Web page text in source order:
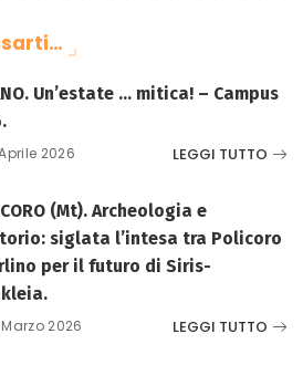
Un’estate … mitica! – Campus
2026 LEGGI TUTTO
(Mt). Archeologia e
siglata l’intesa tra Policoro
per il futuro di Siris-
2026 LEGGI TUTTO